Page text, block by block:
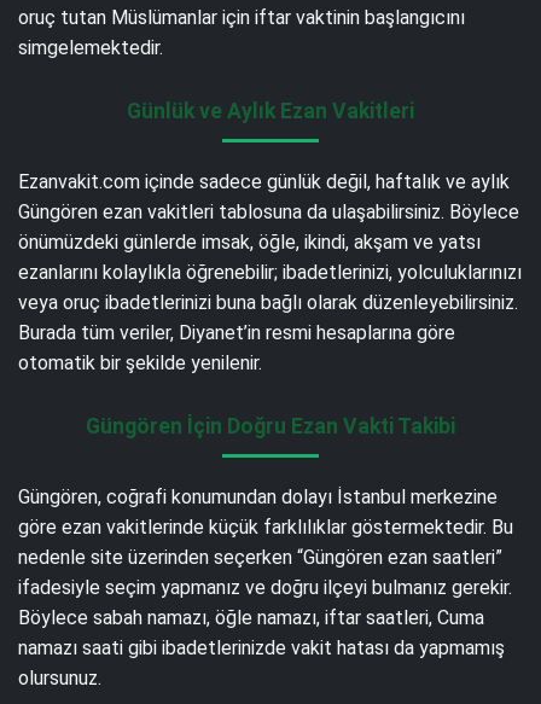
oruç tutan Müslümanlar için iftar vaktinin başlangıcını
simgelemektedir.
Günlük ve Aylık Ezan Vakitleri
Ezanvakit.com içinde sadece günlük değil, haftalık ve aylık
Güngören ezan vakitleri tablosuna da ulaşabilirsiniz. Böylece
önümüzdeki günlerde imsak, öğle, ikindi, akşam ve yatsı
ezanlarını kolaylıkla öğrenebilir; ibadetlerinizi, yolculuklarınızı
veya oruç ibadetlerinizi buna bağlı olarak düzenleyebilirsiniz.
Burada tüm veriler, Diyanet’in resmi hesaplarına göre
otomatik bir şekilde yenilenir.
Güngören İçin Doğru Ezan Vakti Takibi
Güngören, coğrafi konumundan dolayı İstanbul merkezine
göre ezan vakitlerinde küçük farklılıklar göstermektedir. Bu
nedenle site üzerinden seçerken “Güngören ezan saatleri”
ifadesiyle seçim yapmanız ve doğru ilçeyi bulmanız gerekir.
Böylece sabah namazı, öğle namazı, iftar saatleri, Cuma
namazı saati gibi ibadetlerinizde vakit hatası da yapmamış
olursunuz.